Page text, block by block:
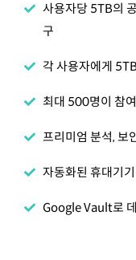
사용자당 5TB의
구
각 사용자에게
최대 500명이 참
프리미엄 분석, 보
자동화된 휴대기
Google Vault로